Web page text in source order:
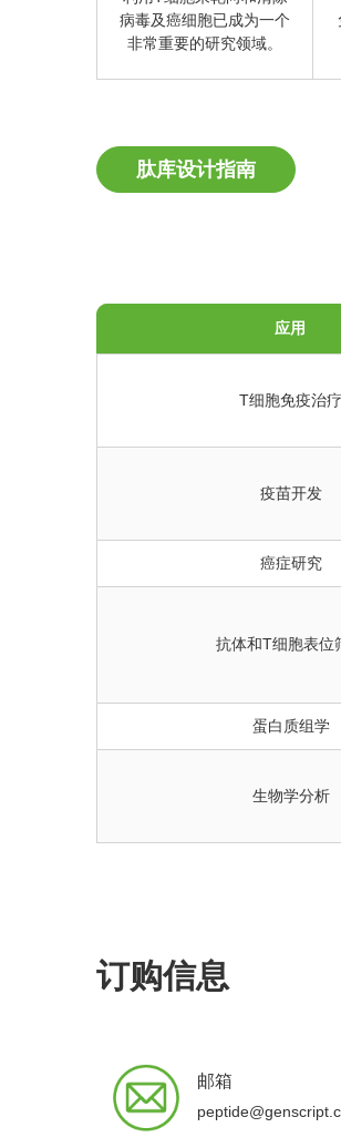
病毒及癌细胞已成为一个
非常重要的研究领域。
肽库设计指南
应用
T细胞免疫治疗
疫苗开发
癌症研究
抗体和T细胞表位
蛋白质组学
生物学分析
订购信息
邮箱